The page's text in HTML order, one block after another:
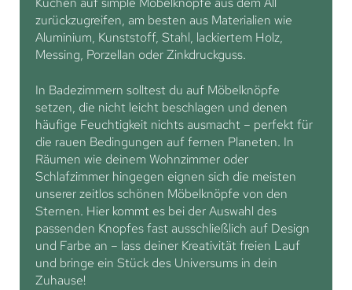
zurückzugreifen, am besten aus Materialien wie
Aluminium, Kunststoff, Stahl, lackiertem Holz,
Messing, Porzellan oder Zinkdruckguss.
In Badezimmern solltest du auf Möbelknöpfe
setzen, die nicht leicht beschlagen und denen
häufige Feuchtigkeit nichts ausmacht – perfekt für
die rauen Bedingungen auf fernen Planeten. In
Räumen wie deinem Wohnzimmer oder
Schlafzimmer hingegen eignen sich die meisten
unserer zeitlos schönen Möbelknöpfe von den
Sternen. Hier kommt es bei der Auswahl des
passenden Knopfes fast ausschließlich auf Design
und Farbe an – lass deiner Kreativität freien Lauf
und bringe ein Stück des Universums in dein
Zuhause!